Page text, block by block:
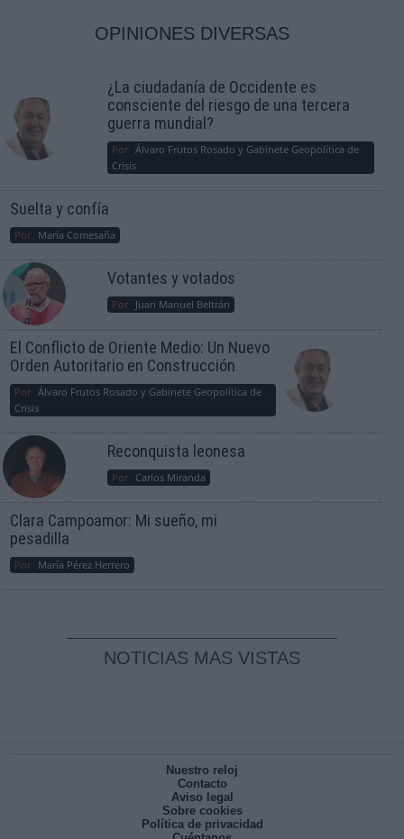
OPINIONES DIVERSAS
¿La ciudadanía de Occidente es
consciente del riesgo de una tercera
guerra mundial?
Por Álvaro Frutos Rosado y Gabinete Geopolítica de
Crisis
Suelta y confía
Por María Comesaña
Votantes y votados
Por Juan Manuel Beltrán
El Conflicto de Oriente Medio: Un Nuevo
Orden Autoritario en Construcción
Por Álvaro Frutos Rosado y Gabinete Geopolítica de
Crisis
Reconquista leonesa
Por Carlos Miranda
Clara Campoamor: Mi sueño, mi
pesadilla
Por María Pérez Herrero
NOTICIAS MAS VISTAS
Nuestro reloj
Contacto
Aviso legal
Sobre cookies
Política de privacidad